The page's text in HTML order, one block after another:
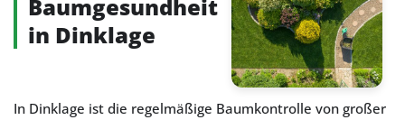
Baumgesundheit
in Dinklage
In Dinklage ist die regelmäßige Baumkontrolle von großer